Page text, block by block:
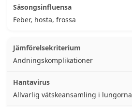
Feber, hosta, frossa
Andningskomplikationer
Allvarlig vätskeansamling i lungorna